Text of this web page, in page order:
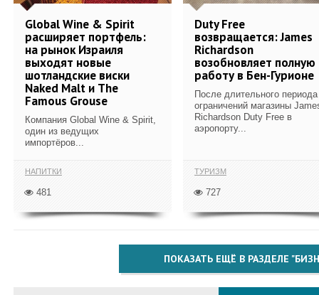
Global Wine & Spirit
расширяет портфель:
на рынок Израиля
выходят новые
шотландские виски
Naked Malt и The
Famous Grouse
Компания Global Wine & Spirit,
один из ведущих
импортёров...
НАПИТКИ
481
Duty Free
возвращается: James
Richardson
возобновляет полную
работу в Бен-Гурионе
После длительного периода
ограничений магазины
Richardson Duty Free в
аэропорту...
ТУРИЗМ
727
ПОКАЗАТЬ ЕЩЁ В РАЗДЕЛЕ